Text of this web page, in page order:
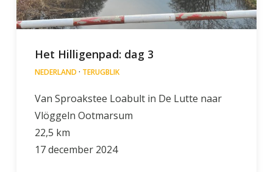
Het Hilligenpad: dag 3
NEDERLAND · TERUGBLIK
Van Sproakstee Loabult in De Lutte naar
Vlöggeln Ootmarsum
22,5 km
17 december 2024